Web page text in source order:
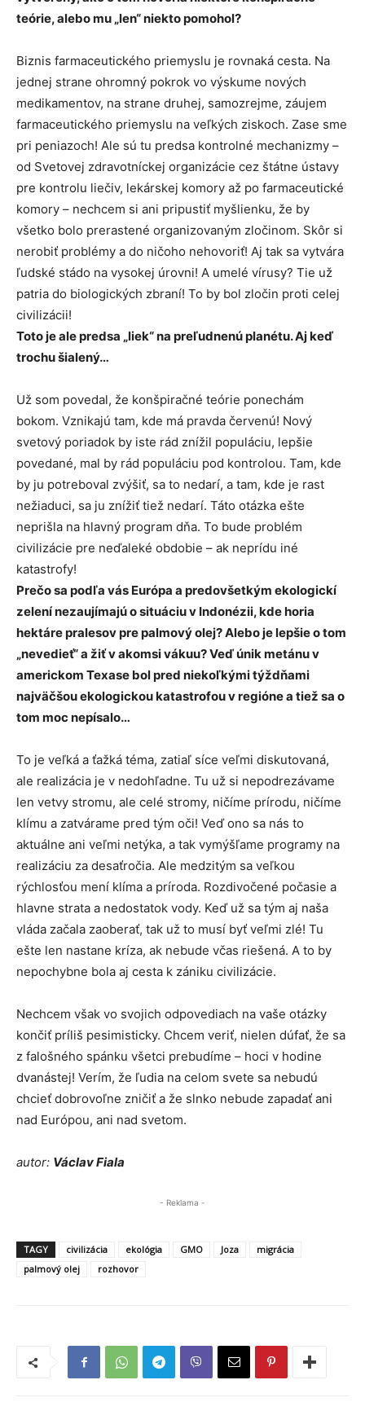
teórie, alebo mu „len“ niekto pomohol?
Biznis farmaceutického priemyslu je rovnaká cesta. Na
jednej strane ohromný pokrok vo výskume nových
medikamentov, na strane druhej, samozrejme, záujem
farmaceutického priemyslu na veľkých ziskoch. Zase sme
pri peniazoch! Ale sú tu predsa kontrolné mechanizmy –
od Svetovej zdravotníckej organizácie cez štátne ústavy
pre kontrolu liečiv, lekárskej komory až po farmaceutické
komory – nechcem si ani pripustiť myšlienku, že by
všetko bolo prerastené organizovaným zločinom. Skôr si
nerobiť problémy a do ničoho nehovoriť! Aj tak sa vytvára
ľudské stádo na vysokej úrovni! A umelé vírusy? Tie už
patria do biologických zbraní! To by bol zločin proti celej
civilizácii!
Toto je ale predsa „liek“ na preľudnenú planétu. Aj keď
trochu šialený…
Už som povedal, že konšpiračné teórie ponechám
bokom. Vznikajú tam, kde má pravda červenú! Nový
svetový poriadok by iste rád znížil populáciu, lepšie
povedané, mal by rád populáciu pod kontrolou. Tam, kde
by ju potreboval zvýšiť, sa to nedarí, a tam, kde je rast
nežiaduci, sa ju znížiť tiež nedarí. Táto otázka ešte
neprišla na hlavný program dňa. To bude problém
civilizácie pre neďaleké obdobie – ak neprídu iné
katastrofy!
Prečo sa podľa vás Európa a predovšetkým ekologickí
zelení nezaujímajú o situáciu v Indonézii, kde horia
hektáre pralesov pre palmový olej? Alebo je lepšie o tom
„nevedieť“ a žiť v akomsi vákuu? Veď únik metánu v
americkom Texase bol pred niekoľkými týždňami
najväčšou ekologickou katastrofou v regióne a tiež sa o
tom moc nepísalo…
To je veľká a ťažká téma, zatiaľ síce veľmi diskutovaná,
ale realizácia je v nedohľadne. Tu už si nepodrezávame
len vetvy stromu, ale celé stromy, ničíme prírodu, ničíme
klímu a zatvárame pred tým oči! Veď ono sa nás to
aktuálne ani veľmi netýka, a tak vymýšľame programy na
realizáciu za desaťročia. Ale medzitým sa veľkou
rýchlosťou mení klíma a príroda. Rozdivočené počasie a
hlavne strata a nedostatok vody. Keď už sa tým aj naša
vláda začala zaoberať, tak už to musí byť veľmi zlé! Tu
ešte len nastane kríza, ak nebude včas riešená. A to by
nepochybne bola aj cesta k zániku civilizácie.
Nechcem však vo svojich odpovediach na vaše otázky
končiť príliš pesimisticky. Chcem veriť, nielen dúfať, že sa
z falošného spánku všetci prebudíme – hoci v hodine
dvanástej! Verím, že ľudia na celom svete sa nebudú
chcieť dobrovoľne zničiť a že slnko nebude zapadať ani
nad Európou, ani nad svetom.
autor: Václav Fiala
- Reklama -
TAGY civilizácia ekológia GMO Joza
migrácia
palmový olej
rozhovor